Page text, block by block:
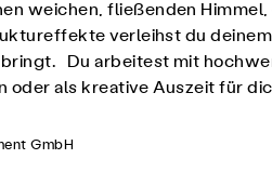
weichen, fließenden
verleihst du
Du arbeitest mit
oder als kreative Auszeit für
GmbH